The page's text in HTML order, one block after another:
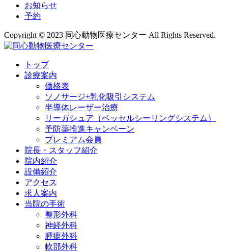
お知らせ
予約
Copyright © 2023 同心動物医療センター All Rights Reserved.
トップ
診療案内
価格表
ソノサージ+乳化吸引システム
半導体レーザー治療
リーガシュア（ベッセルシーリングシステム）
予防薬推進キャンペーン
プレミアム会員
院長・ スタッフ紹介
院内紹介
設備紹介
アクセス
求人案内
当院の手術
整形外科
神経外科
腫瘍外科
軟部外科